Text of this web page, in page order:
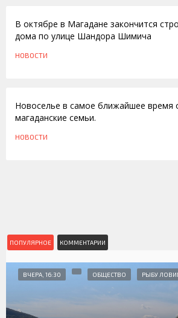
В октябре в Магадане закончится
дома по улице Шандора Шимича
НОВОСТИ
Новоселье в самое ближайшее время
магаданские семьи.
НОВОСТИ
ПОПУЛЯРНОЕ КОММЕНТАРИИ
ВЧЕРА, 16:30 ОБЩЕСТВО РЫБУ